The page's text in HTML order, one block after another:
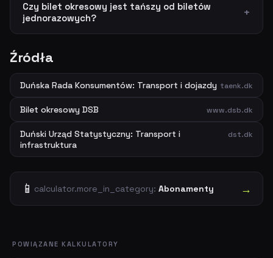
Czy bilet okresowy jest tańszy od biletów
jednorazowych?
Źródła
Duńska Rada Konsumentów: Transport i dojazdy taenk.dk
Bilet okresowy DSB www.dsb.dk
Duński Urząd Statystyczny: Transport i
infrastruktura
dst.dk
📱 calculator.more_in_category: Abonamenty →
POWIĄZANE KALKULATORY